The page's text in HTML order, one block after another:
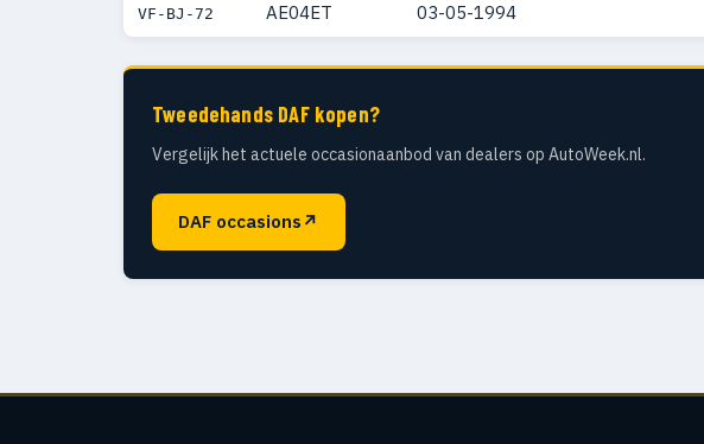
VF-BJ-72 AE04ET 03-05-1994
Tweedehands DAF kopen?
Vergelijk het actuele occasionaanbod van dealers op AutoWeek.nl.
DAF occasions ↗